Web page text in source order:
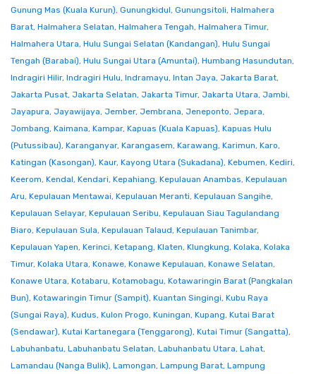
Gunung Mas (Kuala Kurun), Gunungkidul, Gunungsitoli, Halmahera
Barat, Halmahera Selatan, Halmahera Tengah, Halmahera Timur,
Halmahera Utara, Hulu Sungai Selatan (Kandangan), Hulu Sungai
Tengah (Barabai), Hulu Sungai Utara (Amuntai), Humbang Hasundutan,
Indragiri Hilir, Indragiri Hulu, Indramayu, Intan Jaya, Jakarta Barat,
Jakarta Pusat, Jakarta Selatan, Jakarta Timur, Jakarta Utara, Jambi,
Jayapura, Jayawijaya, Jember, Jembrana, Jeneponto, Jepara,
Jombang, Kaimana, Kampar, Kapuas (Kuala Kapuas), Kapuas Hulu
(Putussibau), Karanganyar, Karangasem, Karawang, Karimun, Karo,
Katingan (Kasongan), Kaur, Kayong Utara (Sukadana), Kebumen, Kediri,
Keerom, Kendal, Kendari, Kepahiang, Kepulauan Anambas, Kepulauan
Aru, Kepulauan Mentawai, Kepulauan Meranti, Kepulauan Sangihe,
Kepulauan Selayar, Kepulauan Seribu, Kepulauan Siau Tagulandang
Biaro, Kepulauan Sula, Kepulauan Talaud, Kepulauan Tanimbar,
Kepulauan Yapen, Kerinci, Ketapang, Klaten, Klungkung, Kolaka, Kolaka
Timur, Kolaka Utara, Konawe, Konawe Kepulauan, Konawe Selatan,
Konawe Utara, Kotabaru, Kotamobagu, Kotawaringin Barat (Pangkalan
Bun), Kotawaringin Timur (Sampit), Kuantan Singingi, Kubu Raya
(Sungai Raya), Kudus, Kulon Progo, Kuningan, Kupang, Kutai Barat
(Sendawar), Kutai Kartanegara (Tenggarong), Kutai Timur (Sangatta),
Labuhanbatu, Labuhanbatu Selatan, Labuhanbatu Utara, Lahat,
Lamandau (Nanga Bulik), Lamongan, Lampung Barat, Lampung